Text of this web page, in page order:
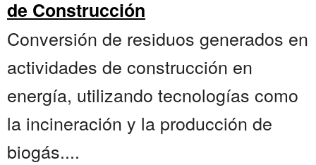
de Construcción
Conversión de residuos generados en
actividades de construcción en
energía, utilizando tecnologías como
la incineración y la producción de
biogás....